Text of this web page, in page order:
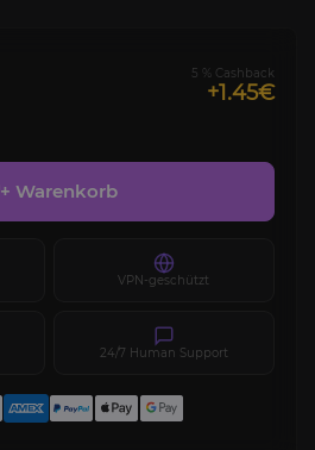
5 % Cashback
+1.45€
+ Warenkorb
VPN-geschützt
24/7 Human Support